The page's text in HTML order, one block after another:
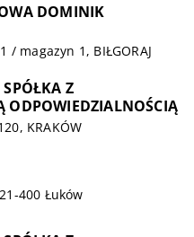
DOMINIK
/ magazyn 1, BIŁGORAJ
Z
ODPOWIEDZIALNOŚCIĄ
KRAKÓW
400 Łuków